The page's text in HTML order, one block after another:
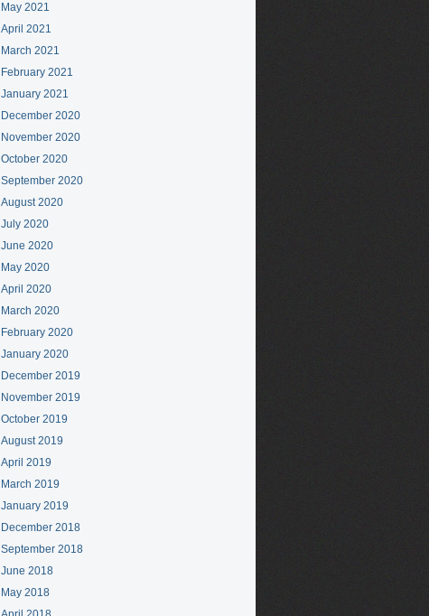
May 2021
April 2021
March 2021
February 2021
January 2021
December 2020
November 2020
October 2020
September 2020
August 2020
July 2020
June 2020
May 2020
April 2020
March 2020
February 2020
January 2020
December 2019
November 2019
October 2019
August 2019
April 2019
March 2019
January 2019
December 2018
September 2018
June 2018
May 2018